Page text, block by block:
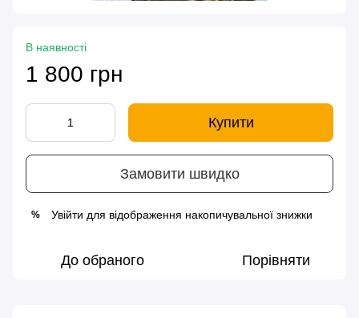
В наявності
1 800 грн
Купити
Замовити швидко
% Увійти для відображення накопичувальної знижки
До обраного Порівняти